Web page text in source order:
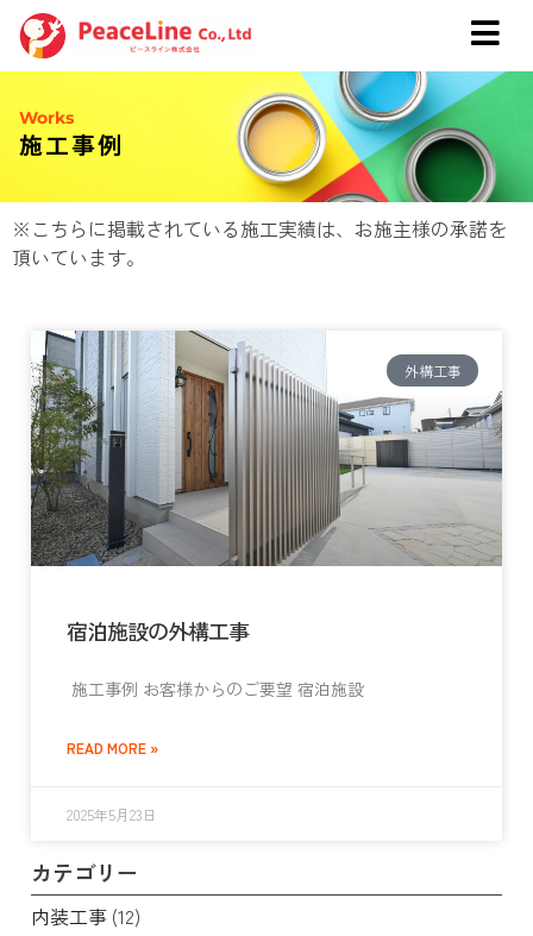
Works
施工事例
※こちらに掲載されている施工実績は、お施主様の承諾を
頂いています。
外構工事
宿泊施設の外構工事
施工事例 お客様からのご要望 宿泊施設
READ MORE »
2025年5月23日
カテゴリー
内装工事 (12)